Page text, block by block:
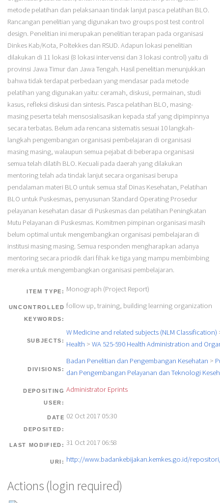
metode pelatihan dan pelaksanaan tindak lanjut pasca pelatihan BLO.
Rancangan penelitian yang digunakan two groups post test control
design. Penelitian ini merupakan penelitian terapan pada organisasi
Dinkes Kab/Kota, Poltekkes dan RSUD. Adapun lokasi penelitian
dilakukan di 11 lokasi (8 lokasi intervensi dan 3 lokasi control) yaitu di
provinsi Jawa Timur dan Jawa Tengah. Hasil penelitian menunjukkan
bahwa tidak terdapat perbedaan yang mendasar pada metode
pelatihan yang digunakan yaitu: ceramah, diskusi, permainan, studi
kasus, refleksi diskusi dan sintesis. Pasca pelatihan BLO, masing-
masing peserta telah mensosialisasikan kepada staf yang dipimpinnya
secara terbatas. Belum ada rencana sistematis sesuai 10 langkah-
langkah pengembangan organisasi pembelajaran di organisasi
masing masing, walaupun semua pejabat di beberapa organisasi
semua telah dilatih BLO. Kecuali pada daerah yang dilakukan
mentoring telah ada tindak lanjut secara organisasi berupa
pendalaman materi BLO untuk semua staf Dinas Kesehatan, Pelatihan
BLO untuk Puskesmas, penyusunan Standard Operating Prosedur
pelayanan kesehatan dasar di Puskesmas dan pelatihan Peningkatan
Mutu Pelayanan di Puskesmas. Komitmen pimpinan organisasi masih
belum optimal untuk mengembangkan organisasi pembelajaran di
institusi masing masing. Semua responden mengharapkan adanya
mentoring secara priodik dari fihak ke tiga yang mampu membimbing
mereka untuk mengembangkan organisasi pembelajaran.
ITEM TYPE: Monograph (Project Report)
UNCONTROLLED
KEYWORDS:
follow up, training, building learning organization
SUBJECTS:
W Medicine and related subjects (NLM Classification)
Health > WA 525-590 Health Administration and
DIVISIONS:
Badan Penelitian dan Pengembangan Kesehatan >
dan Pengembangan Pelayanan dan Teknologi
DEPOSITING
USER:
Administrator Eprints
DATE
DEPOSITED:
02 Oct 2017 05:30
LAST MODIFIED: 31 Oct 2017 06:58
URI: http://www.badankebijakan.kemkes.go.id/
Actions (login required)